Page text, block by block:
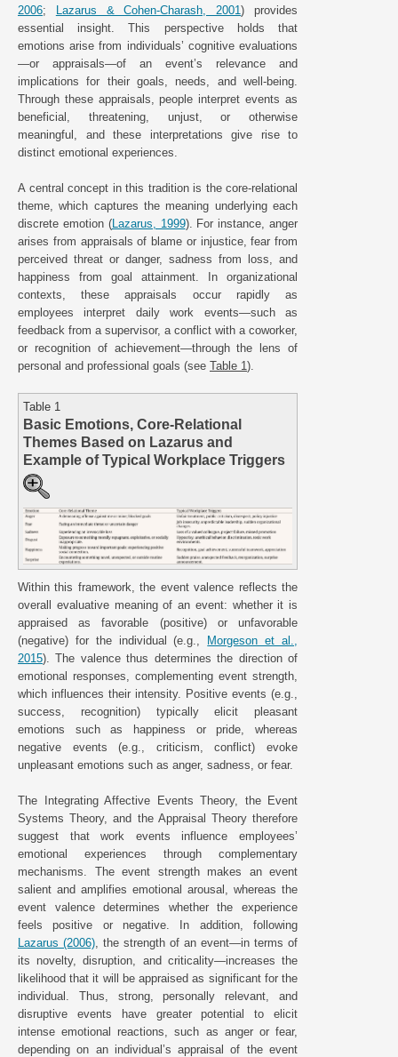
2006; Lazarus & Cohen-Charash, 2001) provides
essential insight. This perspective holds that
emotions arise from individuals’ cognitive evaluations
—or appraisals—of an event’s relevance and
implications for their goals, needs, and well-being.
Through these appraisals, people interpret events as
beneficial, threatening, unjust, or otherwise
meaningful, and these interpretations give rise to
distinct emotional experiences.
A central concept in this tradition is the core-relational
theme, which captures the meaning underlying each
discrete emotion (Lazarus, 1999). For instance, anger
arises from appraisals of blame or injustice, fear from
perceived threat or danger, sadness from loss, and
happiness from goal attainment. In organizational
contexts, these appraisals occur rapidly as
employees interpret daily work events—such as
feedback from a supervisor, a conflict with a coworker,
or recognition of achievement—through the lens of
personal and professional goals (see Table 1).
Table 1
Basic Emotions, Core-Relational
Themes Based on Lazarus and
Example of Typical Workplace Triggers
Within this framework, the event valence reflects the
overall evaluative meaning of an event: whether it is
appraised as favorable (positive) or unfavorable
(negative) for the individual (e.g.,
Morgeson et al.,
2015). The valence thus determines the direction of
emotional responses, complementing event strength,
which influences their intensity. Positive events (e.g.,
success, recognition) typically elicit pleasant
emotions such as happiness or pride, whereas
negative events (e.g., criticism, conflict) evoke
unpleasant emotions such as anger, sadness, or fear.
The Integrating Affective Events Theory, the Event
Systems Theory, and the Appraisal Theory therefore
suggest that work events influence employees’
emotional experiences through complementary
mechanisms. The event strength makes an event
salient and amplifies emotional arousal, whereas the
event valence determines whether the experience
feels positive or negative. In addition, following
Lazarus (2006) , the strength of an event—in terms of
its novelty, disruption, and criticality—increases the
likelihood that it will be appraised as significant for the
individual. Thus, strong, personally relevant, and
disruptive events have greater potential to elicit
intense emotional reactions, such as anger or fear,
depending on an individual’s appraisal of the event